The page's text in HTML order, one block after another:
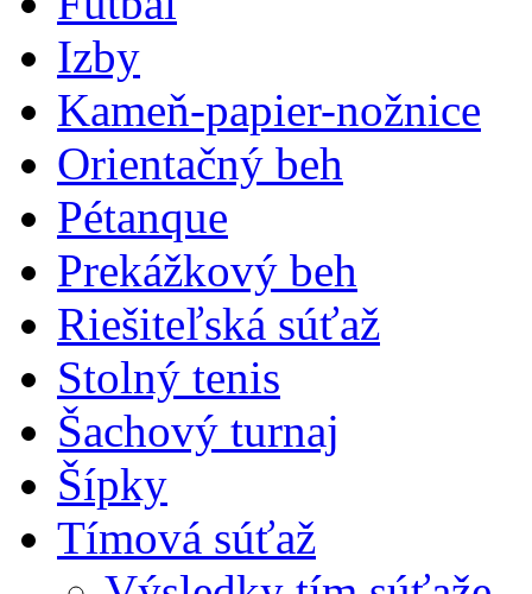
Izby
Kameň-papier-nožnice
Orientačný beh
Pétanque
Prekážkový beh
Riešiteľská súťaž
Stolný tenis
Šachový turnaj
Šípky
Tímová súťaž